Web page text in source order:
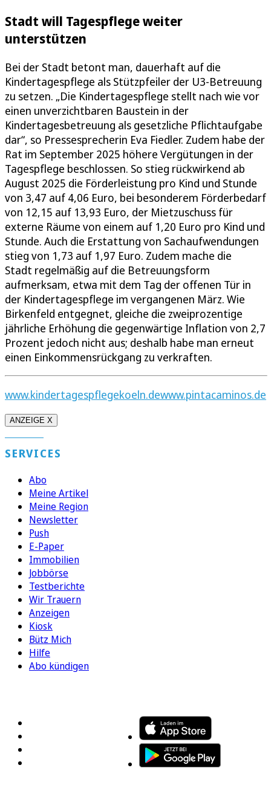
Stadt will Tagespflege weiter
unterstützen
Bei der Stadt betont man, dauerhaft auf die
Kindertagespflege als Stützpfeiler der U3-Betreuung
zu setzen. „Die Kindertagespflege stellt nach wie vor
einen unverzichtbaren Baustein in der
Kindertagesbetreuung als gesetzliche Pflichtaufgabe
dar“, so Pressesprecherin Eva Fiedler. Zudem habe der
Rat im September 2025 höhere Vergütungen in der
Tagespflege beschlossen. So stieg rückwirkend ab
August 2025 die Förderleistung pro Kind und Stunde
von 3,47 auf 4,06 Euro, bei besonderem Förderbedarf
von 12,15 auf 13,93 Euro, der Mietzuschuss für
externe Räume von einem auf 1,20 Euro pro Kind und
Stunde. Auch die Erstattung von Sachaufwendungen
stieg von 1,73 auf 1,97 Euro. Zudem mache die
Stadt regelmäßig auf die Betreuungsform
aufmerksam, etwa mit dem Tag der offenen Tür in
der Kindertagespflege im vergangenen März. Wie
Birkenfeld entgegnet, gleiche die zweiprozentige
jährliche Erhöhung die gegenwärtige Inflation von 2,7
Prozent jedoch nicht aus; deshalb habe man erneut
einen Einkommensrückgang zu verkraften.
www.kindertagespflegekoeln.dewww.pintacaminos.de
ANZEIGE X
SERVICES
Abo
Meine Artikel
Meine Region
Newsletter
Push
E-Paper
Immobilien
Jobbörse
Testberichte
Wir Trauern
Anzeigen
Kiosk
Bütz Mich
Hilfe
Abo kündigen